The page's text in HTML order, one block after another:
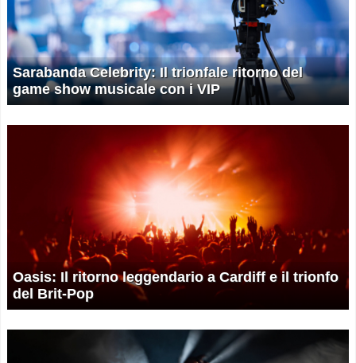
Sarabanda Celebrity: Il trionfale ritorno del
game show musicale con i VIP
Oasis: Il ritorno leggendario a Cardiff e il trionfo
del Brit-Pop